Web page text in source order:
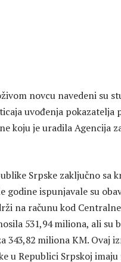
novcu navedeni su
uvođenja pokazatelja
koju je uradila Agencija
Srpske zaključno sa
godine ispunjavale su
na računu kod
531,94 miliona, ali su
343,82 miliona KM. Ovaj
u Republici Srpskoj imaju